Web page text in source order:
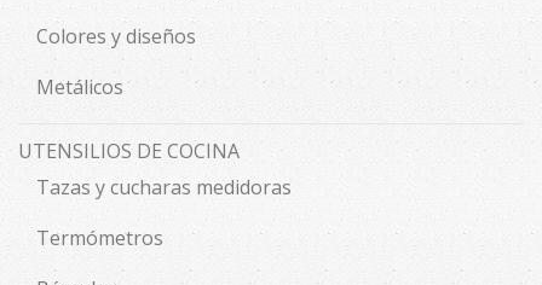
Colores y diseños
Metálicos
UTENSILIOS DE COCINA
Tazas y cucharas medidoras
Termómetros